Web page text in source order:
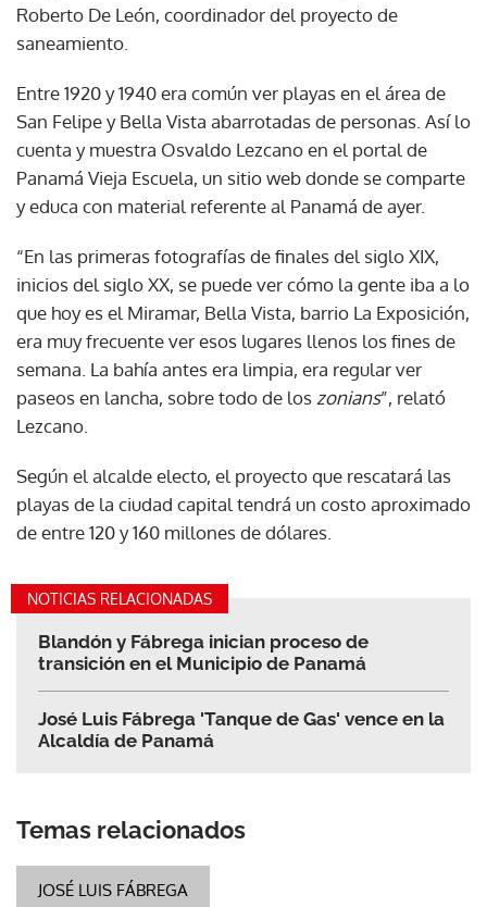
Roberto De León, coordinador del proyecto de
saneamiento.
Entre 1920 y 1940 era común ver playas en el área de
San Felipe y Bella Vista abarrotadas de personas. Así lo
cuenta y muestra Osvaldo Lezcano en el portal de
Panamá Vieja Escuela, un sitio web donde se comparte
y educa con material referente al Panamá de ayer.
“En las primeras fotografías de finales del siglo XIX,
inicios del siglo XX, se puede ver cómo la gente iba a lo
que hoy es el Miramar, Bella Vista, barrio La Exposición,
era muy frecuente ver esos lugares llenos los fines de
semana. La bahía antes era limpia, era regular ver
paseos en lancha, sobre todo de los zonians”, relató
Lezcano.
Según el alcalde electo, el proyecto que rescatará las
playas de la ciudad capital tendrá un costo aproximado
de entre 120 y 160 millones de dólares.
NOTICIAS RELACIONADAS
Blandón y Fábrega inician proceso de
transición en el Municipio de Panamá
José Luis Fábrega 'Tanque de Gas' vence en la
Alcaldía de Panamá
Temas relacionados
JOSÉ LUIS FÁBREGA